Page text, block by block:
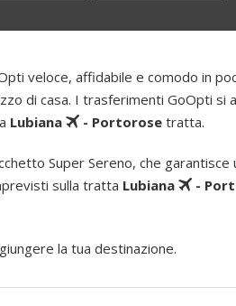
veloce, affidabile e comodo in
di casa. I trasferimenti GoOpti si
Lubiana - Portorose tratta.
Super Sereno, che
sulla tratta Lubiana -
la tua destinazione.